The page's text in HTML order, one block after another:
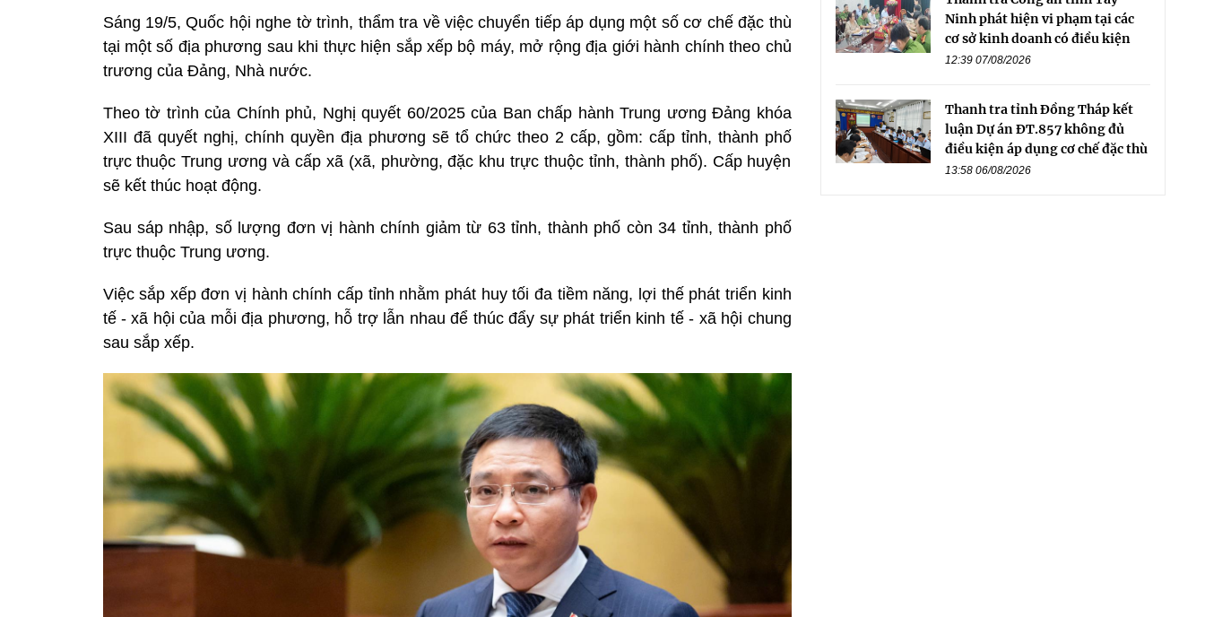
Sáng 19/5, Quốc hội nghe tờ trình, thẩm tra về việc chuyển tiếp áp dụng một số cơ chế đặc thù
tại một số địa phương sau khi thực hiện sắp xếp bộ máy, mở rộng địa giới hành chính theo chủ
trương của Đảng, Nhà nước.
Theo tờ trình của Chính phủ, Nghị quyết 60/2025 của Ban chấp hành Trung ương Đảng khóa
XIII đã quyết nghị, chính quyền địa phương sẽ tổ chức theo 2 cấp, gồm: cấp tỉnh, thành phố
trực thuộc Trung ương và cấp xã (xã, phường, đặc khu trực thuộc tỉnh, thành phố). Cấp huyện
sẽ kết thúc hoạt động.
Sau sáp nhập, số lượng đơn vị hành chính giảm từ 63 tỉnh, thành phố còn 34 tỉnh, thành phố
trực thuộc Trung ương.
Việc sắp xếp đơn vị hành chính cấp tỉnh nhằm phát huy tối đa tiềm năng, lợi thế phát triển kinh
tế - xã hội của mỗi địa phương, hỗ trợ lẫn nhau để thúc đẩy sự phát triển kinh tế - xã hội chung
sau sắp xếp.
Ninh phát hiện vi phạm tại các
cơ sở kinh doanh có điều kiện
12:39 07/08/2026
Thanh tra tỉnh Đồng Tháp kết
luận Dự án ĐT.857 không đủ
điều kiện áp dụng cơ chế đặc thù
13:58 06/08/2026